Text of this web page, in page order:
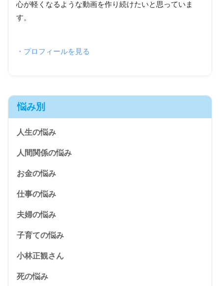
心が軽くなるような動画を作り続けたいと思っていま
す。
・プロフィールを見る
悩み別
人生の悩み
人間関係の悩み
お金の悩み
仕事の悩み
夫婦の悩み
子育ての悩み
小林正観さん
死の悩み